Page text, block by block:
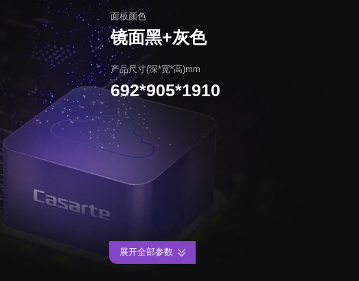
面板颜色
镜面黑+灰色
产品尺寸(深*宽*高)mm
692*905*1910
展开全部参数